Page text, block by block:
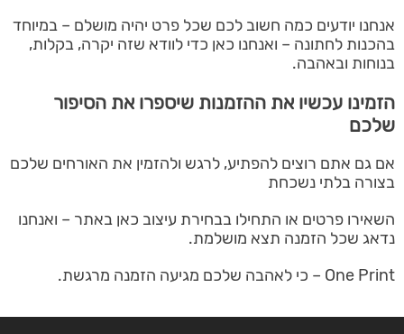
אנחנו יודעים כמה חשוב לכם שכל פרט יהיה מושלם – במיוחד
בהכנות לחתונה – ואנחנו כאן כדי לוודא שזה יקרה, בקלות,
בנוחות ובאהבה.
הזמינו עכשיו את ההזמנות שיספרו את הסיפור
שלכם
אם גם אתם רוצים להפתיע, לרגש ולהזמין את האורחים שלכם
בצורה בלתי נשכחת
השאירו פרטים או התחילו בבחירת עיצוב כאן באתר – ואנחנו
נדאג שכל הזמנה תצא מושלמת.
One Print – כי לאהבה שלכם מגיעה הזמנה מרגשת.